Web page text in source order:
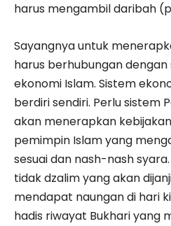
harus mengambil daribah
Sayangnya untuk
harus berhubungan
ekonomi Islam. Sistem
berdiri sendiri. Perlu sistem
akan menerapkan
pemimpin Islam yang
sesuai dan nash-nash
tidak dzalim yang akan
mendapat naungan di hari
hadis riwayat Bukhari yang